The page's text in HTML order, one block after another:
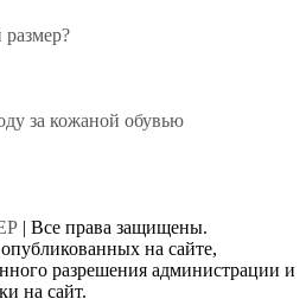
размер?
за кожаной обувью
| Все права защищены.
на сайте,
разрешения администрации и
на сайт.